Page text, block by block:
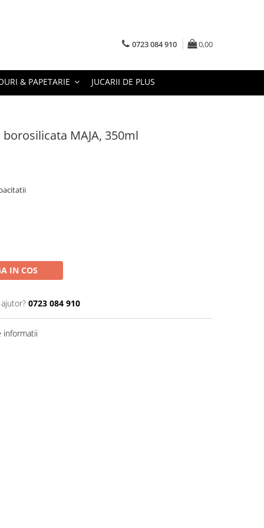
0723 084 910 0,00
& PAPETARIE JUCARII DE PLUS
MAJA, 350ml
IN COS
0723 084 910
informatii